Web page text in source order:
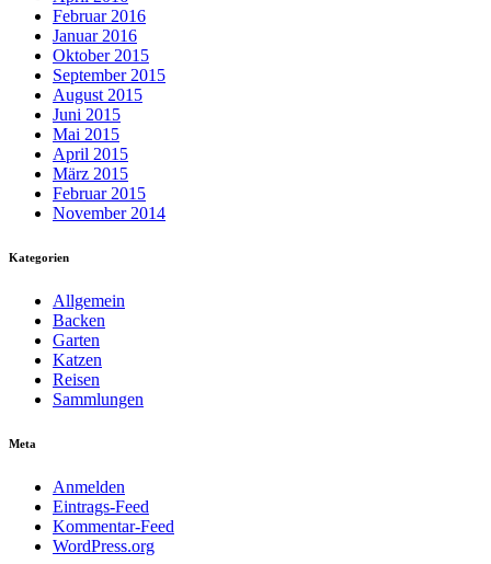
Februar 2016
Januar 2016
Oktober 2015
September 2015
August 2015
Juni 2015
Mai 2015
April 2015
März 2015
Februar 2015
November 2014
Kategorien
Allgemein
Backen
Garten
Katzen
Reisen
Sammlungen
Meta
Anmelden
Eintrags-Feed
Kommentar-Feed
WordPress.org